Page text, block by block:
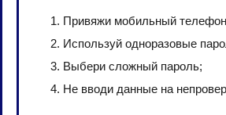
Привяжи мобильный
Используй одноразовые
Выбери сложный пароль;
Не вводи данные на